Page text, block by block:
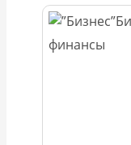
финансы